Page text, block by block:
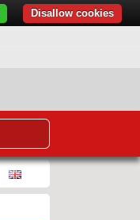
Disallow cookies